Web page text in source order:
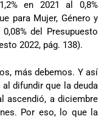
en 2021 al 0,8%
para Mujer, Género y
del Presupuesto
2022, pág. 138).
más debemos. Y así
difundir que la deuda
ascendió, a diciembre
Por eso, lo que la